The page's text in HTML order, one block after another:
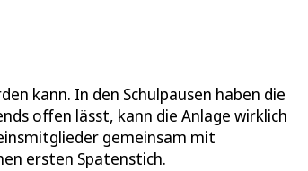
kann. In den Schulpausen haben die
offen lässt, kann die Anlage wirklich
gemeinsam mit
ersten Spatenstich.